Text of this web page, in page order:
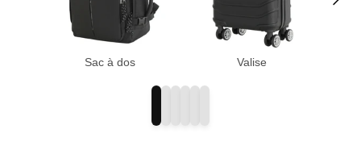
Sac à dos Valise